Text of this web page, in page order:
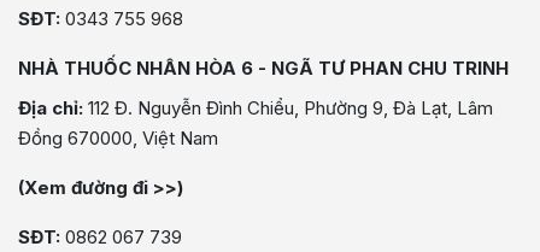
SĐT: 0343 755 968
NHÀ THUỐC NHÂN HÒA 6 - NGÃ TƯ PHAN CHU TRINH
Địa chỉ: 112 Đ. Nguyễn Đình Chiểu, Phường 9, Đà Lạt, Lâm
Đồng 670000, Việt Nam
(Xem đường đi >>)
SĐT: 0862 067 739